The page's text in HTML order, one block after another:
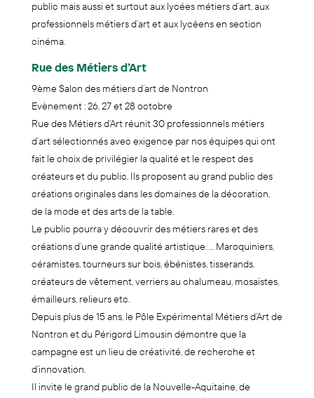
public mais aussi et surtout aux lycées métiers d’art, aux
professionnels métiers d’art et aux lycéens en section
cinéma.
Rue des Métiers d’Art
9ème Salon des métiers d’art de Nontron
Evènement : 26, 27 et 28 octobre
Rue des Métiers d’Art réunit 30 professionnels métiers
d’art sélectionnés avec exigence par nos équipes qui ont
fait le choix de privilégier la qualité et le respect des
créateurs et du public. Ils proposent au grand public des
créations originales dans les domaines de la décoration,
de la mode et des arts de la table.
Le public pourra y découvrir des métiers rares et des
créations d’une grande qualité artistique. … Maroquiniers,
céramistes, tourneurs sur bois, ébénistes, tisserands,
créateurs de vêtement, verriers au chalumeau, mosaïstes,
émailleurs, relieurs etc.
Depuis plus de 15 ans, le Pôle Expérimental Métiers d’Art de
Nontron et du Périgord Limousin démontre que la
campagne est un lieu de créativité, de recherche et
d’innovation.
Il invite le grand public de la Nouvelle-Aquitaine, de